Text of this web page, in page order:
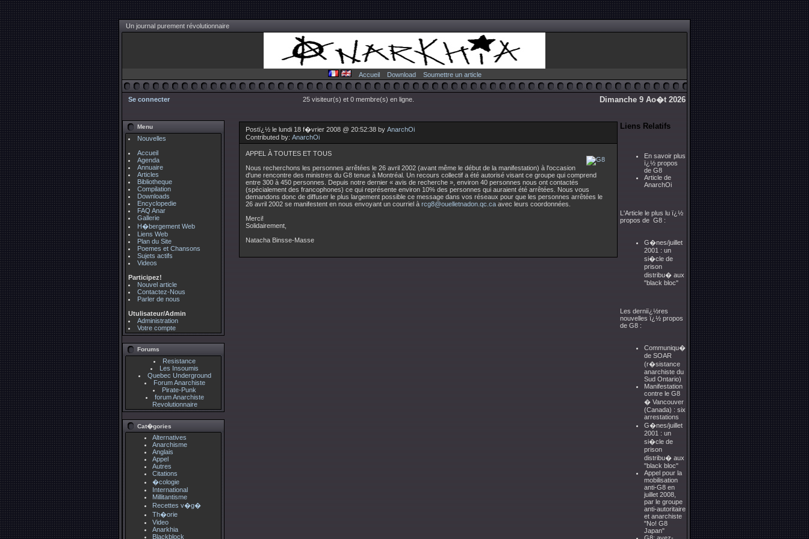
Un journal purement révolutionnaire
Accueil Download Soumettre un article
Se connecter 25 visiteur(s) et 0 membre(s) en ligne. Dimanche 9 Ao�t 2026
Menu
Nouvelles
Accueil
Agenda
Annuaire
Articles
Bibliotheque
Compilation
Downloads
Encyclopedie
FAQ Anar
Gallerie
H�bergement Web
Liens Web
Plan du Site
Poemes et Chansons
Sujets actifs
Videos
Participez!
Nouvel article
Contactez-Nous
Parler de nous
Utulisateur/Admin
Administration
Votre compte
Forums
Resistance
Les Insoumis
Quebec Underground
Forum Anarchiste
Pirate-Punk
forum Anarchiste
Revolutionnaire
Cat�gories
Alternatives
Anarchisme
Anglais
Appel
Autres
Citations
�cologie
International
Millitantisme
Recettes v�g�
Th�orie
Video
Anarkhia
Blackblock
Postï¿½ le lundi 18 f�vrier 2008 @ 20:52:38 by AnarchOi
Contributed by: AnarchOi
APPEL À TOUTES ET TOUS
Nous recherchons les personnes arrêtées le 26 avril 2002 (avant même le début de la manifestation) à l'occasion
d'une rencontre des ministres du G8 tenue à Montréal. Un recours collectif a été autorisé visant ce groupe qui comprend
entre 300 à 450 personnes. Depuis notre dernier « avis de recherche », environ 40 personnes nous ont contactés
(spécialement des francophones) ce qui représente environ 10% des personnes qui auraient été arrêtées. Nous vous
demandons donc de diffuser le plus largement possible ce message dans vos réseaux pour que les personnes arrêtées le
26 avril 2002 se manifestent en nous envoyant un courriel à rcg8@ouelletnadon.qc.ca avec leurs coordonnées.
Merci!
Solidairement,
Natacha Binsse-Masse
Liens Relatifs
En savoir plus
ï¿½ propos
de G8
Article de
AnarchOi
L'Article le plus lu ï¿½
propos de G8 :
G�nes/juillet
2001 : un
si�cle de
prison
distribu� aux
"black bloc"
Les derniï¿½res
nouvelles ï¿½ propos
de G8 :
Communiqu�
de SOAR
(r�sistance
anarchiste du
Sud Ontario)
Manifestation
contre le G8
� Vancouver
(Canada) : six
arrestations
G�nes/juillet
2001 : un
si�cle de
prison
distribu� aux
"black bloc"
Appel pour la
mobilisation
anti-G8 en
juillet 2008,
par le groupe
anti-autoritaire
et anarchiste
"No! G8
Japan"